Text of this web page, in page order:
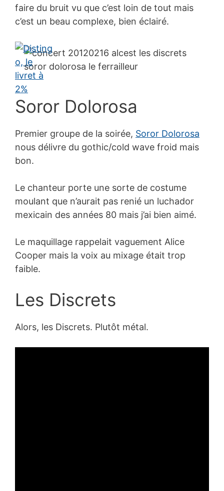
faire du bruit vu que c’est loin de tout mais
c’est un beau complexe, bien éclairé.
Soror Dolorosa
Premier groupe de la soirée, Soror Dolorosa
nous délivre du gothic/cold wave froid mais
bon.
Le chanteur porte une sorte de costume
moulant que n’aurait pas renié un luchador
mexicain des années 80 mais j’ai bien aimé.
Le maquillage rappelait vaguement Alice
Cooper mais la voix au mixage était trop
faible.
Les Discrets
Alors, les Discrets. Plutôt métal.